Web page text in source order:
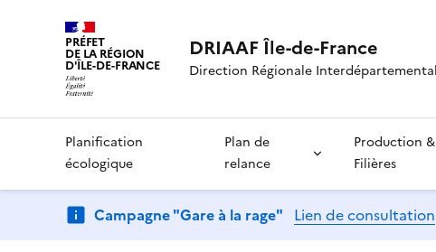
PRÉFET
DE LA RÉGION
D'ÎLE-DE-FRANCE
DRIAAF Île-de-France
Direction Régionale
Planification
écologique
Plan de
relance
Production &
Filières
Campagne "Gare à la rage" Lien de consultation